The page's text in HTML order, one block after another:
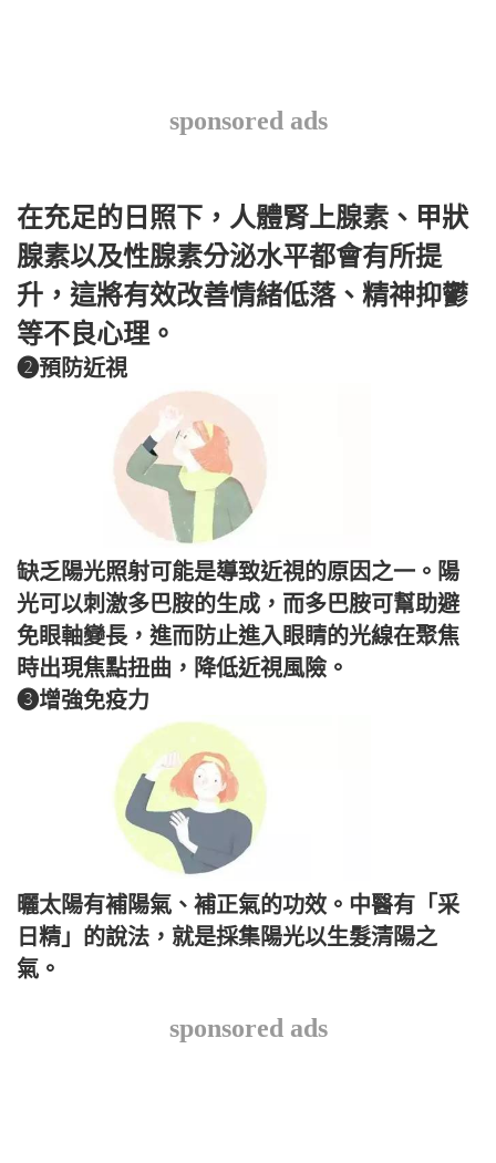
sponsored ads
在充足的日照下，人體腎上腺素、甲狀
腺素以及性腺素分泌水平都會有所提
升，這將有效改善情緒低落、精神抑鬱
等不良心理。
❷預防近視
缺乏陽光照射可能是導致近視的原因之一。陽
光可以刺激多巴胺的生成，而多巴胺可幫助避
免眼軸變長，進而防止進入眼睛的光線在聚焦
時出現焦點扭曲，降低近視風險。
❸增強免疫力
曬太陽有補陽氣、補正氣的功效。中醫有「采
日精」的說法，就是採集陽光以生髮清陽之
氣。
sponsored ads